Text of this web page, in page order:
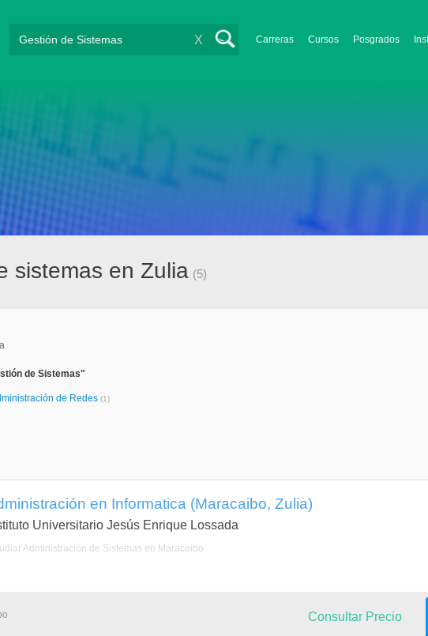
Carreras Cursos Posgrados
X
sistemas en Zulia (5)
de Sistemas"
de Redes (1)
en Informatica (Maracaibo, Zulia)
Universitario Jesús Enrique Lossada
Administración de Sistemas en Maracaibo
Consultar Precio